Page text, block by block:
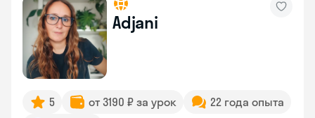
Adjani
5 от 3190 ₽ за урок
22 года опыта